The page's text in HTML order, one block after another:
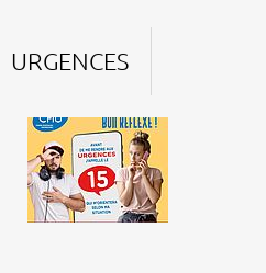
URGENCES